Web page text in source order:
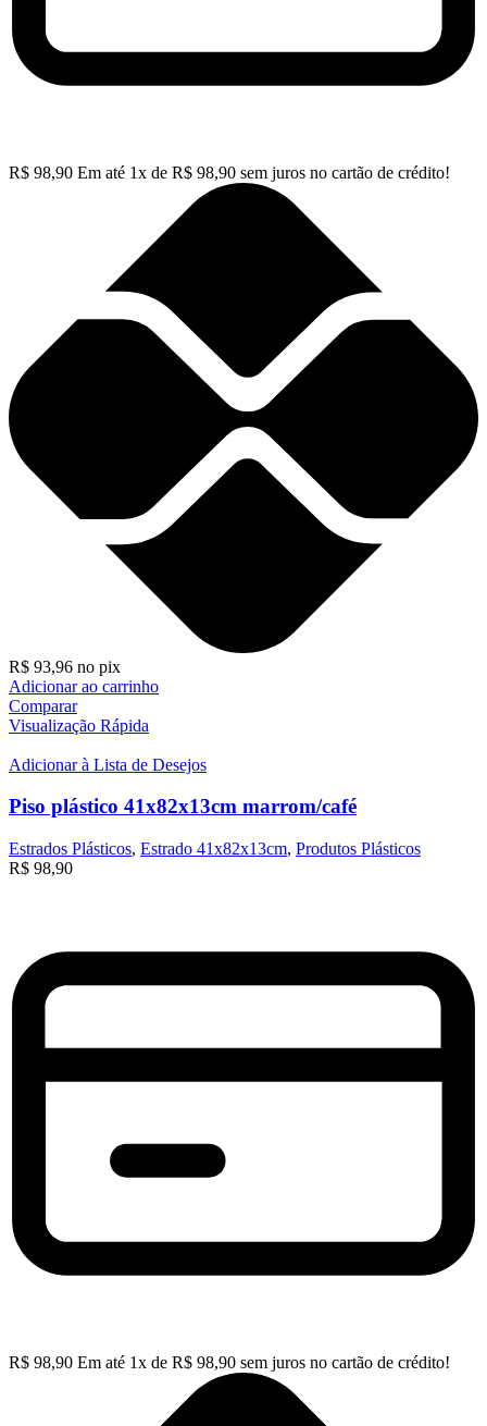
R$ 98,90 Em até 1x de R$ 98,90 sem juros no cartão de crédito!
R$ 93,96 no pix
Adicionar ao carrinho
Comparar
Visualização Rápida
Adicionar à Lista de Desejos
Piso plástico 41x82x13cm marrom/café
Estrados Plásticos, Estrado 41x82x13cm, Produtos Plásticos
R$ 98,90
R$ 98,90 Em até 1x de R$ 98,90 sem juros no cartão de crédito!